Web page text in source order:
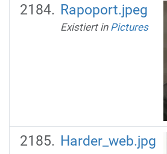
Rapoport.jpeg
Existiert in Pictures
Harder_web.jpg